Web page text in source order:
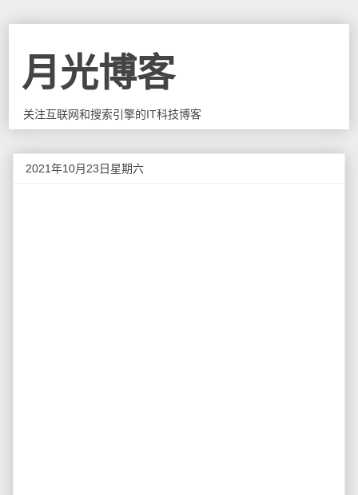
月光博客
关注互联网和搜索引擎的IT科技博客
2021年10月23日星期六